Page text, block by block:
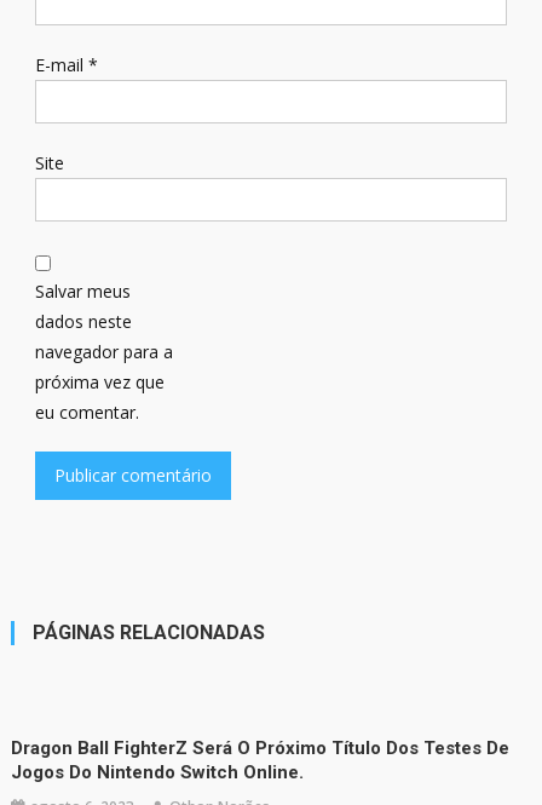
E-mail *
Site
Salvar meus
dados neste
navegador para a
próxima vez que
eu comentar.
PÁGINAS RELACIONADAS
Dragon Ball FighterZ Será O Próximo Título Dos Testes De
Jogos Do Nintendo Switch Online.